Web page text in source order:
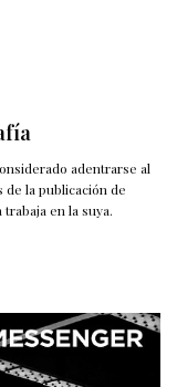
adentrarse al
la publicación de
en la suya.